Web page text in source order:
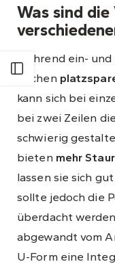
Was sind
Während ein-
Küchen
kann sich bei
bei zwei Zeilen
schwierig
bieten mehr
lassen sie sich
sollte jedoch die
überdacht
abgewandt vom
U-Form eine